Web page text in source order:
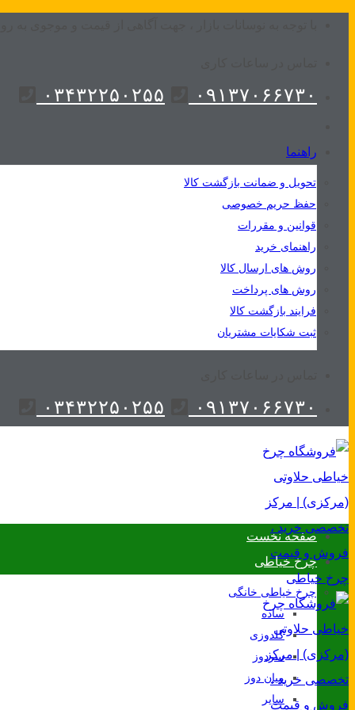
۰۹۱۳۷۰۶۶۷۳۰ ۰۳۴۳۲۲۵۰۲۵۵
راهنما
تحویل و ضمانت بازگشت کالا
حفظ حریم خصوصی
قوانین و مقررات
راهنمای خرید
روش های ارسال کالا
روش های پرداخت
فرایند بازگشت کالا
ثبت شکایات مشتریان
۰۹۱۳۷۰۶۶۷۳۰ ۰۳۴۳۲۲۵۰۲۵۵
صفحه نخست
چرخ خیاطی
چرخ خیاطی خانگی
ساده
گلدوزی
سردوز
میان دوز
سایر